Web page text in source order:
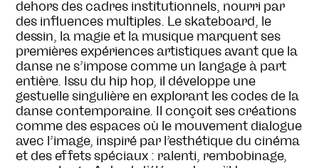
dehors des cadres institutionnels, nourri par
des influences multiples. Le skateboard, le
dessin, la magie et la musique marquent ses
premières expériences artistiques avant que la
danse ne s’impose comme un langage à part
entière. Issu du hip hop, il développe une
gestuelle singulière en explorant les codes de la
danse contemporaine. Il conçoit ses créations
comme des espaces où le mouvement dialogue
avec l’image, inspiré par l’esthétique du cinéma
et des effets spéciaux : ralenti, rembobinage,